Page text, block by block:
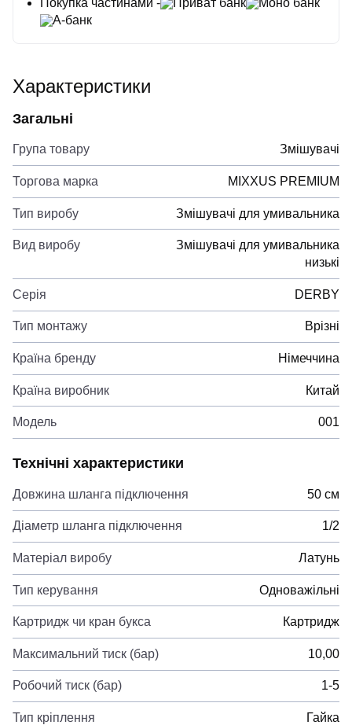
А-банк
Характеристики
Загальні
Група товару Змішувачі
Торгова марка MIXXUS PREMIUM
Тип виробу Змішувачі для умивальника
Вид виробу
Змішувачі для умивальника
низькі
Серія DERBY
Тип монтажу Врізні
Країна бренду Німеччина
Країна виробник Китай
Модель 001
Технічні характеристики
Довжина шланга підключення 50 см
Діаметр шланга підключення 1/2
Матеріал виробу Латунь
Тип керування Одноважільні
Картридж чи кран букса Картридж
Максимальний тиск (бар) 10,00
Робочий тиск (бар) 1-5
Тип кріплення Гайка